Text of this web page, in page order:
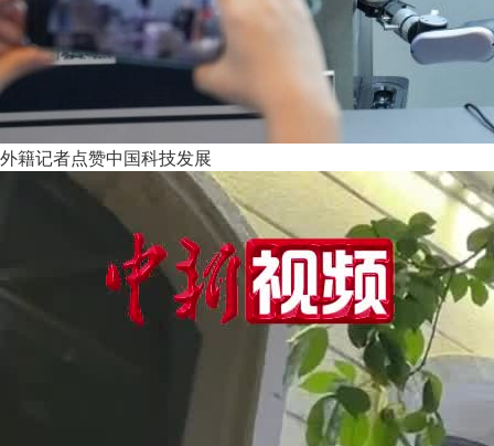
外籍记者点赞中国科技发展